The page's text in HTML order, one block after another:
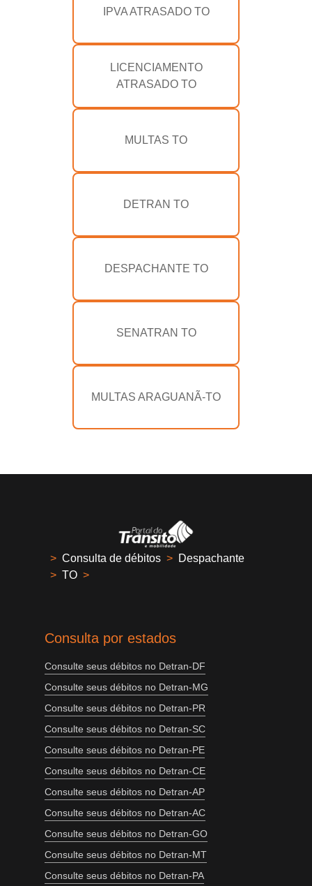
IPVA ATRASADO TO
LICENCIAMENTO
ATRASADO TO
MULTAS TO
DETRAN TO
DESPACHANTE TO
SENATRAN TO
MULTAS ARAGUANÃ-TO
> Consulta de débitos > Despachante
> TO >
Consulta por estados
Consulte seus débitos no Detran-DF
Consulte seus débitos no Detran-MG
Consulte seus débitos no Detran-PR
Consulte seus débitos no Detran-SC
Consulte seus débitos no Detran-PE
Consulte seus débitos no Detran-CE
Consulte seus débitos no Detran-AP
Consulte seus débitos no Detran-AC
Consulte seus débitos no Detran-GO
Consulte seus débitos no Detran-MT
Consulte seus débitos no Detran-PA